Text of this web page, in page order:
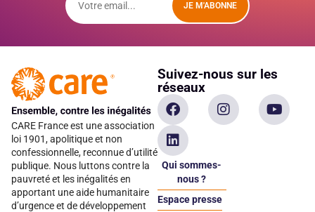
JE M'ABONNE
CARE France est une association
loi 1901, apolitique et non
confessionnelle, reconnue d’utilité
publique. Nous luttons contre la
pauvreté et les inégalités en
apportant une aide humanitaire
d’urgence et de développement
Suivez-nous sur les
réseaux
Qui sommes-
nous ?
Espace presse